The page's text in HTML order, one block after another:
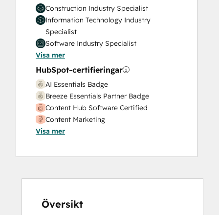
Construction Industry Specialist
Information Technology Industry
Specialist
Software Industry Specialist
Visa mer
HubSpot-certifieringar
AI Essentials Badge
Breeze Essentials Partner Badge
Content Hub Software Certified
Content Marketing
CRM Data Migration Certification
Digital Advertising
Email Marketing Certification
Guided Client Onboarding
Visa mer
Översikt